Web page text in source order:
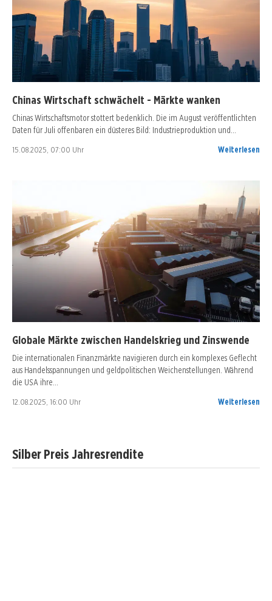
Chinas Wirtschaft schwächelt - Märkte wanken
Chinas Wirtschaftsmotor stottert bedenklich. Die im August veröffentlichten
Daten für Juli offenbaren ein düsteres Bild: Industrieproduktion und…
15.08.2025, 07:00 Uhr Weiterlesen
Globale Märkte zwischen Handelskrieg und Zinswende
Die internationalen Finanzmärkte navigieren durch ein komplexes Geflecht
aus Handelsspannungen und geldpolitischen Weichenstellungen. Während
die USA ihre…
12.08.2025, 16:00 Uhr Weiterlesen
Silber Preis Jahresrendite